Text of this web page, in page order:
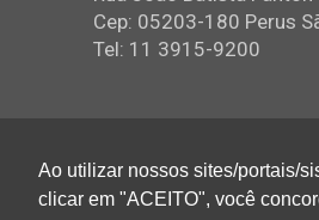
Cep: 05203-180 Perus
Tel: 11 3915-9200
Ao utilizar nossos sites/portais/
clicar em "ACEITO", você